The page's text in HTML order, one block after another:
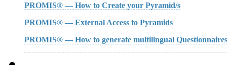
PROMIS® — How to Create your Pyramid/s
PROMIS® — External Access to Pyramids
PROMIS® — How to generate multilingual Questionnaires